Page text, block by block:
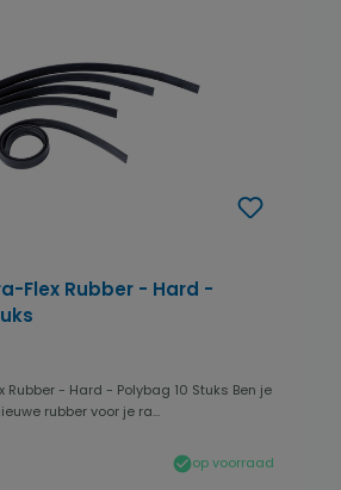
Flex Rubber - Hard -
Rubber - Hard - Polybag 10 Stuks Ben je
rubber voor je ra...
op voorraad